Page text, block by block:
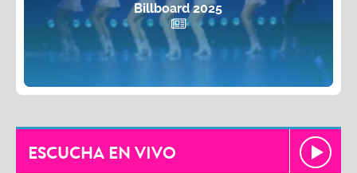
Billboard 2025
ESCUCHA EN VIVO